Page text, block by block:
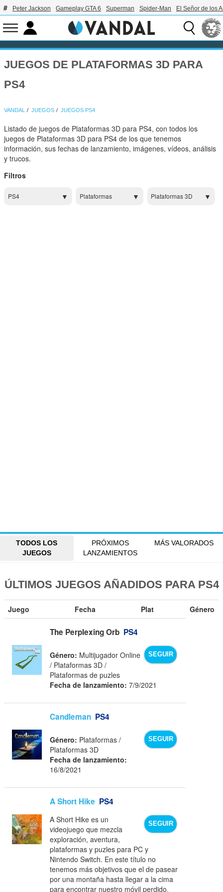
Peter Jackson Gameplay GTA 6 Superman Spider-Man El Señor de los
JUEGOS DE PLATAFORMAS 3D PARA
PS4
VANDAL JUEGOS JUEGOS PS4
Listado de juegos de Plataformas 3D para PS4, con todos los
juegos de Plataformas 3D para PS4 de los que tenemos
información, sus fechas de lanzamiento, imágenes, vídeos, análisis
y trucos.
Filtros
PS4 Plataformas Plataformas 3D
TODOS LOS
JUEGOS
PRÓXIMOS
LANZAMIENTOS
MÁS VALORADOS
ÚLTIMOS JUEGOS AÑADIDOS PARA PS4
Juego Fecha Plat Género
The Perplexing Orb PS4
SEGUIR
Género: Multijugador Online
/ Plataformas 3D /
Plataformas de puzles
Fecha de lanzamiento: 7/9/2021
Candleman PS4
SEGUIR
Género: Plataformas /
Plataformas 3D
Fecha de lanzamiento:
16/8/2021
A Short Hike PS4
SEGUIR
A Short Hike es un
videojuego que mezcla
exploración, aventura,
plataformas y puzles para PC y
Nintendo Switch. En este título no
tenemos más objetivos que el de pasear
por una montaña hasta llegar a la cima
para encontrar nuestro móvil perdido.